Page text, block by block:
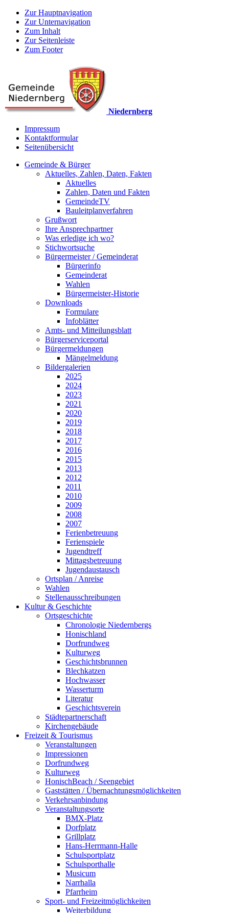
Zur Hauptnavigation
Zur Unternavigation
Zum Inhalt
Zur Seitenleiste
Zum Footer
Niedernberg
Impressum
Kontaktformular
Seitenübersicht
Gemeinde & Bürger
Aktuelles, Zahlen, Daten, Fakten
Aktuelles
Zahlen, Daten und Fakten
GemeindeTV
Bauleitplanverfahren
Grußwort
Ihre Ansprechpartner
Was erledige ich wo?
Stichwortsuche
Bürgermeister / Gemeinderat
Bürgerinfo
Gemeinderat
Wahlen
Bürgermeister-Historie
Downloads
Formulare
Infoblätter
Amts- und Mitteilungsblatt
Bürgerserviceportal
Bürgermeldungen
Mängelmeldung
Bildergalerien
2025
2024
2023
2021
2020
2019
2018
2017
2016
2015
2013
2012
2011
2010
2009
2008
2007
Ferienbetreuung
Ferienspiele
Jugendtreff
Mittagsbetreuung
Jugendaustausch
Ortsplan / Anreise
Wahlen
Stellenausschreibungen
Kultur & Geschichte
Ortsgeschichte
Chronologie Niedernbergs
Honischland
Dorfrundweg
Kulturweg
Geschichtsbrunnen
Blechkatzen
Hochwasser
Wasserturm
Literatur
Geschichtsverein
Städtepartnerschaft
Kirchengebäude
Freizeit & Tourismus
Veranstaltungen
Impressionen
Dorfrundweg
Kulturweg
HonischBeach / Seengebiet
Gaststätten / Übernachtungsmöglichkeiten
Verkehrsanbindung
Veranstaltungsorte
BMX-Platz
Dorfplatz
Grillplatz
Hans-Herrmann-Halle
Schulsportplatz
Schulsporthalle
Musicum
Narrhalla
Pfarrheim
Sport- und Freizeitmöglichkeiten
Weiterbildung